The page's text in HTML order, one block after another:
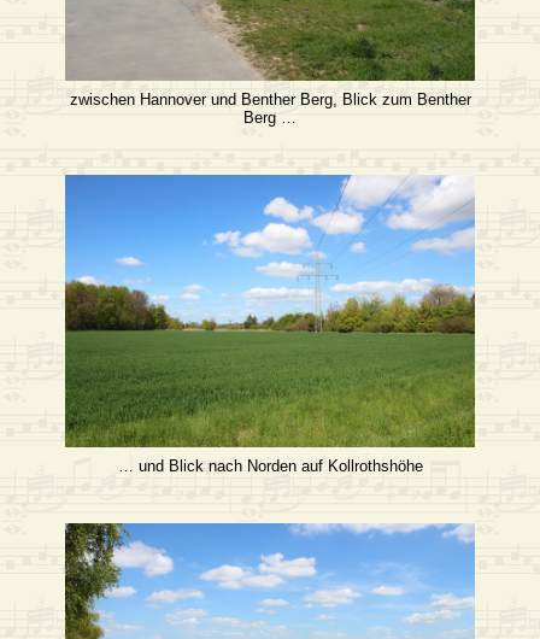
zwischen Hannover und Benther Berg, Blick zum Benther
Berg …
… und Blick nach Norden auf Kollrothshöhe